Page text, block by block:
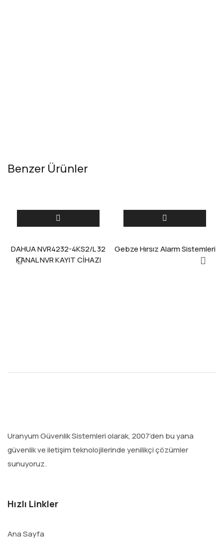
Benzer Ürünler
DAHUA NVR4232-4KS2/L 32
KANAL NVR KAYIT CİHAZI
Gebze Hırsız Alarm Sistemleri
Uranyum Güvenlik Sistemleri olarak, 2007’den bu yana
güvenlik ve iletişim teknolojilerinde yenilikçi çözümler
sunuyoruz.
Hızlı Linkler
Ana Sayfa